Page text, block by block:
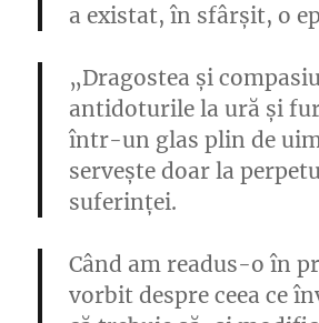
a existat, în sfârșit, o
„Dragostea și
antidoturile la ură și
într-un glas plin de
servește doar la
suferinței.
Când am readus-o în
vorbit despre ceea ce